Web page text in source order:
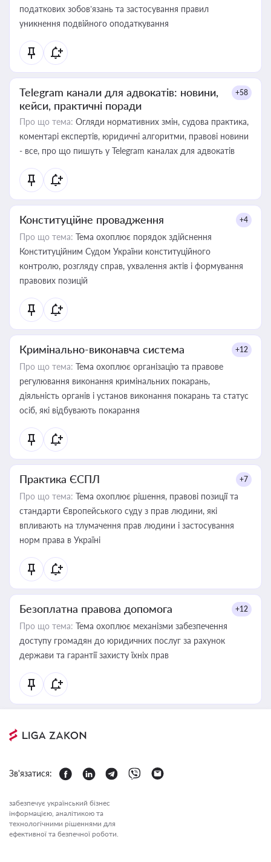
податкових зобов’язань та застосування правил
уникнення подвійного оподаткування
Telegram канали для адвокатів: новини,
кейси, практичні поради
+58
Про що тема: Огляди нормативних змін, судова практика,
коментарі експертів, юридичні алгоритми, правові новини
- все, про що пишуть у Telegram каналах для адвокатів
Конституційне провадження +4
Про що тема: Тема охоплює порядок здійснення
Конституційним Судом України конституційного
контролю, розгляду справ, ухвалення актів і формування
правових позицій
Кримінально-виконавча система +12
Про що тема: Тема охоплює організацію та правове
регулювання виконання кримінальних покарань,
діяльність органів і установ виконання покарань та статус
осіб, які відбувають покарання
Практика ЄСПЛ +7
Про що тема: Тема охоплює рішення, правові позиції та
стандарти Європейського суду з прав людини, які
впливають на тлумачення прав людини і застосування
норм права в Україні
Безоплатна правова допомога +12
Про що тема: Тема охоплює механізми забезпечення
доступу громадян до юридичних послуг за рахунок
держави та гарантії захисту їхніх прав
Зв'язатися:
забезпечує український бізнес
інформацією, аналітикою та
технологічними рішеннями для
ефективної та безпечної роботи.